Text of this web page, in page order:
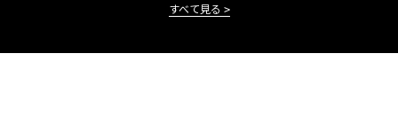
すべて見る